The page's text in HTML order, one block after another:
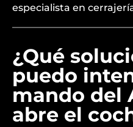
especialista en
¿Qué
puedo
mando del
abre el